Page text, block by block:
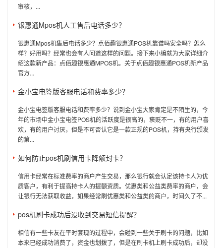
审核，...
银惠通Mpos机人工售后电话多少？
银惠通Mpos机售后电话多少？点佰趣银惠通POS机靠谱吗安全吗？怎么
样？好用吗？经常也会有人问道这样的问题。接下来小编就为大家详细介
绍这款新产品：点佰趣银惠通MPOS机。关于点佰趣银惠通POS机新产品
官方...
金小宝电签版客服电话和费率多少？
金小宝电签版客服电话和费率多少？说到金小宝大家肯定是不陌生的，今
年的市场中金小宝电签POS机的活跃度是很高的，褒贬不一，有的用户喜
欢，有的用户讨厌，但是不可否认它是一款正规的POS机，持有央行颁发
的第...
如何防止pos机刷信用卡降额封卡？
信用卡经常在标准费率的商户产生交易，那么银行就会认定该持卡人为优
质客户，有利于提高持卡人的提额资质。优惠类和公益类费率的商户，会
让银行无法获取收益，如果经常刷优惠类和公益类的商户，时间久了不...
pos机刷卡成功后没收到交易短信提醒？
相信有一些卡友在平时套现的过程中，会碰到一些关于刷卡的问题，比如
本来已经成功消费了，资金也划拨了，但是在刷卡机上刷卡成功后，却没